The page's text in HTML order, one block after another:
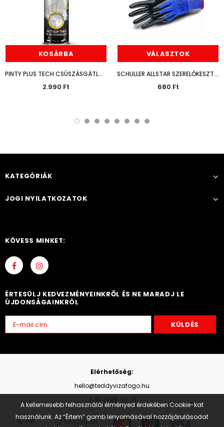
KOSÁRBA
PINTY PLUS TECH CSÚSZÁSGÁTLÓ SPRAY 400ML
2.990 Ft
VÁLASZTOK
SCHULLER ALLSTAR SZERELŐKESZTYŰ
680 Ft
A kellemesebb felhasználói élményed érdekében Cookie-kat
használunk. Az “Értem” gomb lenyomásával hozzájárulásodat
KATEGÓRIÁK
JOGI NYILATKOZATOK
KÖVESS MINKET:
ÉRTESÜLJ KEDVEZMÉNYEINKRŐL ÉS NE MARADJ LE
ÚJDONSÁGAINKRÓL
Elérhetőség:
hello@teddyvizafogo.hu
+ 36 1 798 00 70